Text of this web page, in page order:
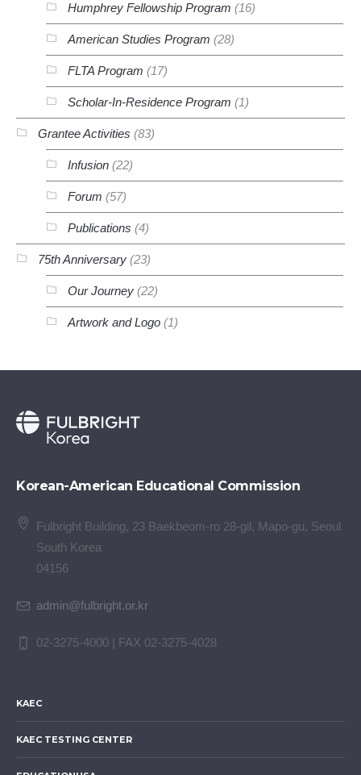
Humphrey Fellowship Program (16)
American Studies Program (28)
FLTA Program (17)
Scholar-In-Residence Program (1)
Grantee Activities (83)
Infusion (22)
Forum (57)
Publications (4)
75th Anniversary (23)
Our Journey (22)
Artwork and Logo (1)
Korean-American Educational Commission
Fulbright Building, 23 Baekbeom-ro 28-gil, Mapo-gu, Seoul
South Korea
04156
admin@fulbright.or.kr
02-3275-4000 | FAX 02-3275-4028
KAEC
KAEC TESTING CENTER